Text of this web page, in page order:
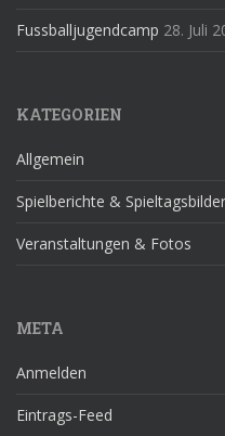
Fussballjugendcamp 28. Juli
KATEGORIEN
Allgemein
Spielberichte & Spieltagsbilder
Veranstaltungen & Fotos
META
Anmelden
Eintrags-Feed